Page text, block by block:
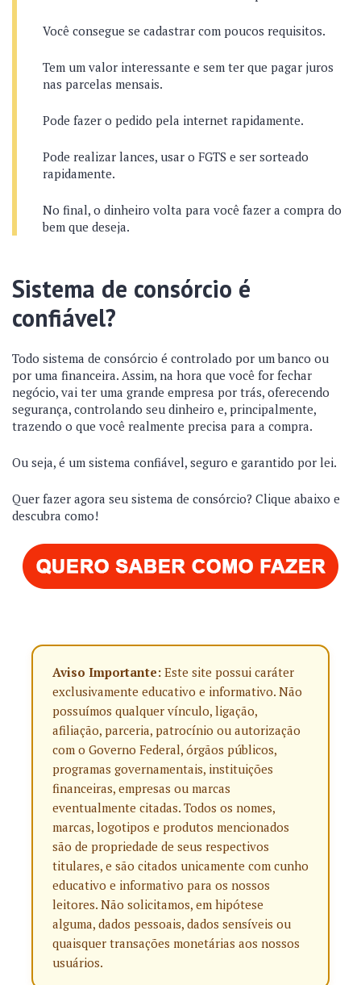
Você consegue se cadastrar com poucos requisitos.
Tem um valor interessante e sem ter que pagar juros
nas parcelas mensais.
Pode fazer o pedido pela internet rapidamente.
Pode realizar lances, usar o FGTS e ser sorteado
rapidamente.
No final, o dinheiro volta para você fazer a compra do
bem que deseja.
Sistema de consórcio é
confiável?
Todo sistema de consórcio é controlado por um banco ou
por uma financeira. Assim, na hora que você for fechar
negócio, vai ter uma grande empresa por trás, oferecendo
segurança, controlando seu dinheiro e, principalmente,
trazendo o que você realmente precisa para a compra.
Ou seja, é um sistema confiável, seguro e garantido por lei.
Quer fazer agora seu sistema de consórcio? Clique abaixo e
descubra como!
Aviso Importante: Este site possui caráter
exclusivamente educativo e informativo. Não
possuímos qualquer vínculo, ligação,
afiliação, parceria, patrocínio ou autorização
com o Governo Federal, órgãos públicos,
programas governamentais, instituições
financeiras, empresas ou marcas
eventualmente citadas. Todos os nomes,
marcas, logotipos e produtos mencionados
são de propriedade de seus respectivos
titulares, e são citados unicamente com cunho
educativo e informativo para os nossos
leitores. Não solicitamos, em hipótese
alguma, dados pessoais, dados sensíveis ou
quaisquer transações monetárias aos nossos
usuários.